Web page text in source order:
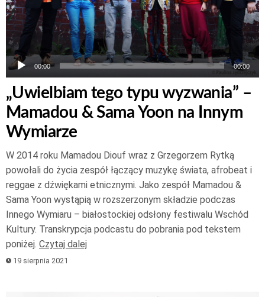
00:00 00:00
„Uwielbiam tego typu wyzwania” –
Mamadou & Sama Yoon na Innym
Wymiarze
W 2014 roku Mamadou Diouf wraz z Grzegorzem Rytką
powołali do życia zespół łączący muzykę świata, afrobeat i
reggae z dźwiękami etnicznymi. Jako zespół Mamadou &
Sama Yoon wystąpią w rozszerzonym składzie podczas
Innego Wymiaru – białostockiej odsłony festiwalu Wschód
Kultury. Transkrypcja podcastu do pobrania pod tekstem
poniżej. Czytaj dalej
19 sierpnia 2021